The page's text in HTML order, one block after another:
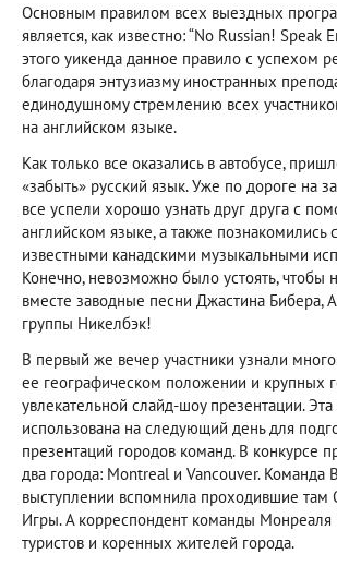
Основным правилом всех выездных
является, как известно: “No Russian! Speak
этого уикенда данное правило с успехом
благодаря энтузиазму иностранных
единодушному стремлению всех
на английском языке.
Как только все оказались в автобусе,
«забыть» русский язык. Уже по дороге на
все успели хорошо узнать друг друга с
английском языке, а также познакомились
известными канадскими музыкальными
Конечно, невозможно было устоять, чтобы
вместе заводные песни Джастина Бибера,
группы Никелбэк!
В первый же вечер участники узнали
ее географическом положении и крупных
увлекательной слайд-шоу презентации.
использована на следующий день для
презентаций городов команд. В конкурсе
два города: Montreal и Vancouver. Команда
выступлении вспомнила проходившие там
Игры. А корреспондент команды Монреаля
туристов и коренных жителей города.